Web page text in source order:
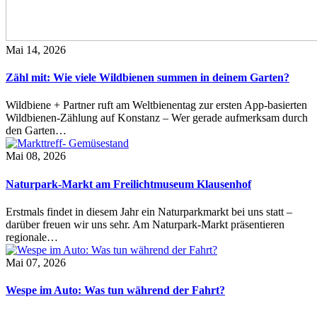
Mai 14, 2026
Zähl mit: Wie viele Wildbienen summen in deinem Garten?
Wildbiene + Partner ruft am Weltbienentag zur ersten App-basierten
Wildbienen-Zählung auf Konstanz – Wer gerade aufmerksam durch
den Garten…
Mai 08, 2026
Naturpark-Markt am Freilichtmuseum Klausenhof
Erstmals findet in diesem Jahr ein Naturparkmarkt bei uns statt –
darüber freuen wir uns sehr. Am Naturpark-Markt präsentieren
regionale…
Mai 07, 2026
Wespe im Auto: Was tun während der Fahrt?